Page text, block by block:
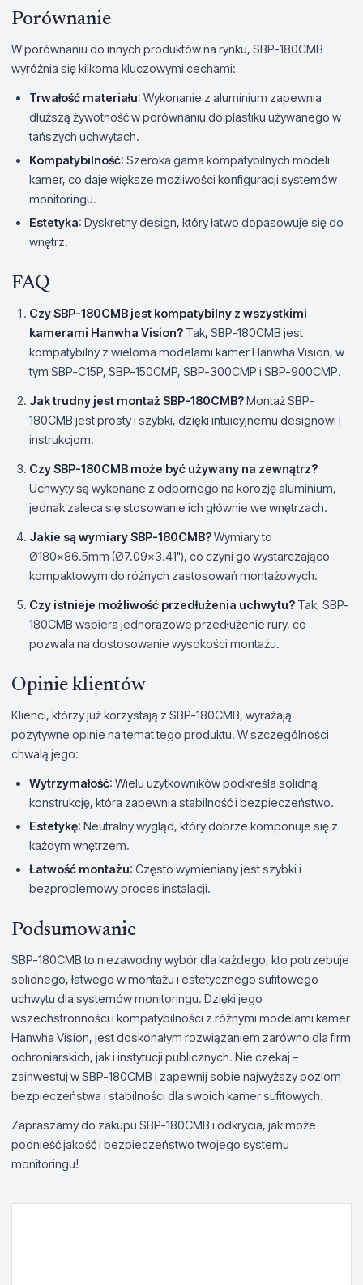
Porównanie
W porównaniu do innych produktów na rynku, SBP-180CMB
wyróżnia się kilkoma kluczowymi cechami:
Trwałość materiału: Wykonanie z aluminium zapewnia
dłuższą żywotność w porównaniu do plastiku używanego w
tańszych uchwytach.
Kompatybilność: Szeroka gama kompatybilnych modeli
kamer, co daje większe możliwości konfiguracji systemów
monitoringu.
Estetyka: Dyskretny design, który łatwo dopasowuje się do
wnętrz.
FAQ
Czy SBP-180CMB jest kompatybilny z wszystkimi
kamerami Hanwha Vision? Tak, SBP-180CMB jest
kompatybilny z wieloma modelami kamer Hanwha Vision, w
tym SBP-C15P, SBP-150CMP, SBP-300CMP i SBP-900CMP.
Jak trudny jest montaż SBP-180CMB?Montaż SBP-
180CMB jest prosty i szybki, dzięki intuicyjnemu designowi i
instrukcjom.
Czy SBP-180CMB może być używany na zewnątrz?
Uchwyty są wykonane z odpornego na korozję aluminium,
jednak zaleca się stosowanie ich głównie we wnętrzach.
Jakie są wymiary SBP-180CMB?Wymiary to
Ø180x86.5mm (Ø7.09x3.41"), co czyni go wystarczająco
kompaktowym do różnych zastosowań montażowych.
Czy istnieje możliwość przedłużenia uchwytu? Tak, SBP-
180CMB wspiera jednorazowe przedłużenie rury, co
pozwala na dostosowanie wysokości montażu.
Opinie klientów
Klienci, którzy już korzystają z SBP-180CMB, wyrażają
pozytywne opinie na temat tego produktu. W szczególności
chwalą jego:
Wytrzymałość: Wielu użytkowników podkreśla solidną
konstrukcję, która zapewnia stabilność i bezpieczeństwo.
Estetykę: Neutralny wygląd, który dobrze komponuje się z
każdym wnętrzem.
Łatwość montażu: Często wymieniany jest szybki i
bezproblemowy proces instalacji.
Podsumowanie
SBP-180CMB to niezawodny wybór dla każdego, kto potrzebuje
solidnego, łatwego w montażu i estetycznego sufitowego
uchwytu dla systemów monitoringu. Dzięki jego
wszechstronności i kompatybilności z różnymi modelami kamer
Hanwha Vision, jest doskonałym rozwiązaniem zarówno dla firm
ochroniarskich, jak i instytucji publicznych. Nie czekaj –
zainwestuj w SBP-180CMB i zapewnij sobie najwyższy poziom
bezpieczeństwa i stabilności dla swoich kamer sufitowych.
Zapraszamy do zakupu SBP-180CMB i odkrycia, jak może
podnieść jakość i bezpieczeństwo twojego systemu
monitoringu!